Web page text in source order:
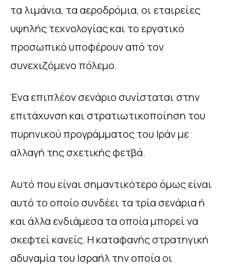
τα λιμάνια, τα αεροδρόμια, οι εταιρείες
υψηλής τεχνολογίας και το εργατικό
προσωπικό υποφέρουν από τον
συνεχιζόμενο πόλεμο.
Ένα επιπλέον σενάριο συνίσταται στην
επιτάχυνση και στρατιωτικοποίηση του
πυρηνικού προγράμματος του Ιράν με
αλλαγή της σχετικής φετβά.
Αυτό που είναι σημαντικότερο όμως είναι
αυτό το οποίο συνδέει τα τρία σενάρια ή
και άλλα ενδιάμεσα τα οποία μπορεί να
σκεφτεί κανείς. Η καταφανής στρατηγική
αδυναμία του Ισραήλ την οποία οι